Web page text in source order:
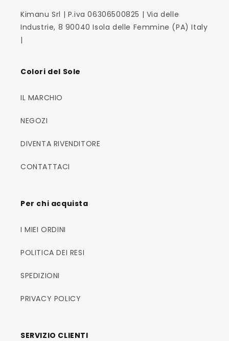
Kimanu Srl | P.iva 06306500825 | Via delle
Industrie, 8 90040 Isola delle Femmine (PA) Italy
|
Colori del Sole
IL MARCHIO
NEGOZI
DIVENTA RIVENDITORE
CONTATTACI
Per chi acquista
I MIEI ORDINI
POLITICA DEI RESI
SPEDIZIONI
PRIVACY POLICY
SERVIZIO CLIENTI